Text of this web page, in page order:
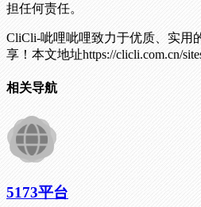
担任何责任。
CliCli-呲哩呲哩致力于优质、实用
享！ 本文地址https://clicli.com.cn/
相关导航
5173平台